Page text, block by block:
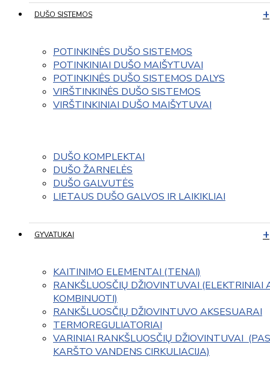
DUŠO SISTEMOS
POTINKINĖS DUŠO SISTEMOS
POTINKINIAI DUŠO MAIŠYTUVAI
POTINKINĖS DUŠO SISTEMOS DALYS
VIRŠTINKINĖS DUŠO SISTEMOS
VIRŠTINKINIAI DUŠO MAIŠYTUVAI
DUŠO KOMPLEKTAI
DUŠO ŽARNELĖS
DUŠO GALVUTĖS
LIETAUS DUŠO GALVOS IR LAIKIKLIAI
GYVATUKAI
KAITINIMO ELEMENTAI (TENAI)
RANKŠLUOSČIŲ DŽIOVINTUVAI (ELEKTRINIAI
KOMBINUOTI)
RANKŠLUOSČIŲ DŽIOVINTUVO AKSESUARAI
TERMOREGULIATORIAI
VARINIAI RANKŠLUOSČIŲ DŽIOVINTUVAI
KARŠTO VANDENS CIRKULIACIJA)